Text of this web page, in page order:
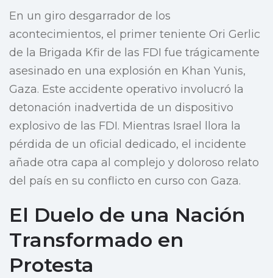
En un giro desgarrador de los
acontecimientos, el primer teniente Ori Gerlic
de la Brigada Kfir de las FDI fue trágicamente
asesinado en una explosión en Khan Yunis,
Gaza. Este accidente operativo involucró la
detonación inadvertida de un dispositivo
explosivo de las FDI. Mientras Israel llora la
pérdida de un oficial dedicado, el incidente
añade otra capa al complejo y doloroso relato
del país en su conflicto en curso con Gaza.
El Duelo de una Nación
Transformado en
Protesta